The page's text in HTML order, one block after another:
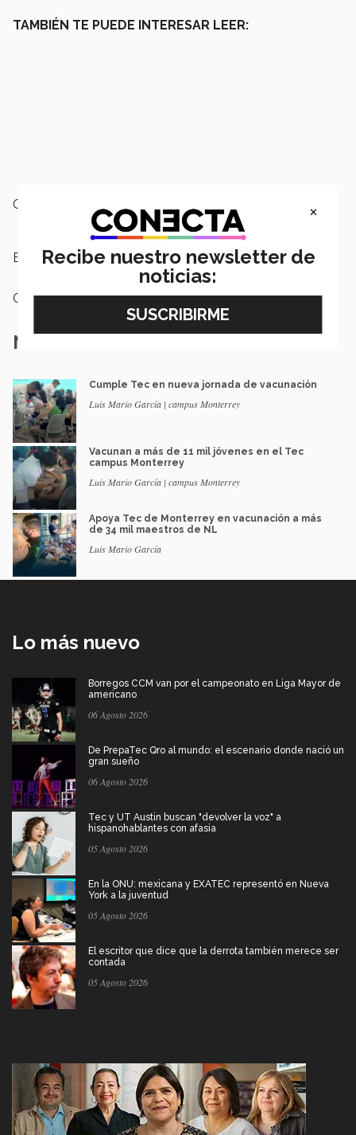
TAMBIÉN TE PUEDE INTERESAR LEER:
Campus:
Etiquetas: Vacunación COVID-19
Categoría: Salud
Notas Relacionadas
Cumple Tec en nueva jornada de vacunación
Luis Mario García | campus Monterrey
Vacunan a más de 11 mil jóvenes en el Tec
campus Monterrey
Luis Mario García | campus Monterrey
Apoya Tec de Monterrey en vacunación a más
de 34 mil maestros de NL
Luis Mario García
Lo más nuevo
Borregos CCM van por el campeonato en Liga Mayor de
americano
06 Agosto 2026
De PrepaTec Qro al mundo: el escenario donde nació un
gran sueño
06 Agosto 2026
Tec y UT Austin buscan "devolver la voz" a
hispanohablantes con afasia
05 Agosto 2026
En la ONU: mexicana y EXATEC representó en Nueva
York a la juventud
05 Agosto 2026
El escritor que dice que la derrota también merece ser
contada
05 Agosto 2026
×
Recibe nuestro newsletter de
noticias: